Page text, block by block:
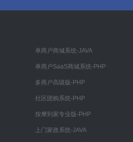
单商户商城系统-JAVA
单商户SaaS商城系统-PHP
多商户高级版-PHP
社区团购系统-PHP
按摩到家专业版-PHP
上门家政系统-JAVA